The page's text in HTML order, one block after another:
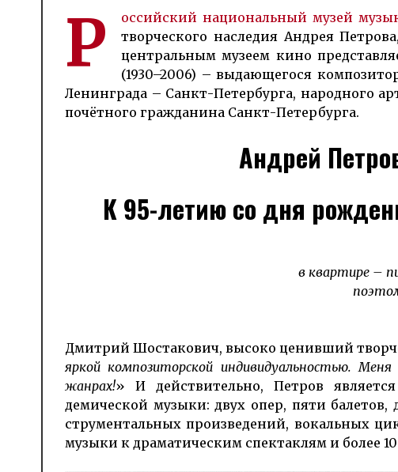
Р ос­сий­ский на­цио­наль­ный му­зей
твор­чес­ко­го на­сле­дия Анд­рея
цент­раль­ным му­зеем ки­но
(1930–2006) – вы­даю­ще­гося
Ле­нин­гра­да – Санкт-Пе­тер­бурга, на­родного
по­чёт­ного граж­данина Санкт-Петербурга.
Андрей
К 95-летию со дня
в квартире –
Дмитрий Шостакович, высоко ценивший
яркой композиторской ин­ди­ви­дуаль­ностью.
жанрах!» И действительно, Петров
демической му­зыки: двух опер, пяти
стру­мен­таль­ных произ­ведений, вокальных
музыки к дра­ма­ти­ческим спектаклям и более